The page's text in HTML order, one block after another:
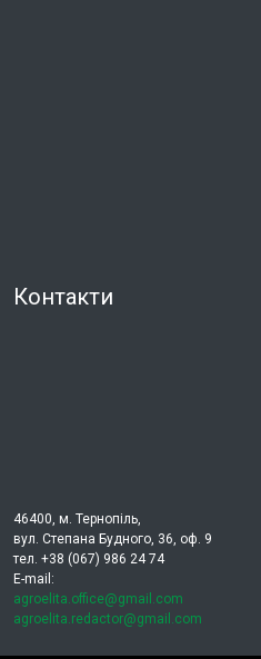
Контакти
46400, м. Тернопіль,
вул. Степана Будного, 36, оф. 9
тел. +38 (067) 986 24 74
E-mail:
agroelita.office@gmail.com
agroelita.redactor@gmail.com